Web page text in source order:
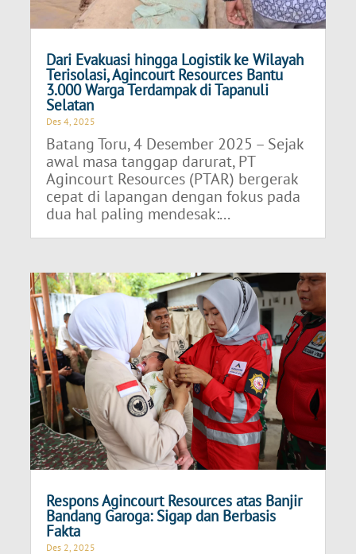
Dari Evakuasi hingga Logistik ke Wilayah
Terisolasi, Agincourt Resources Bantu
3.000 Warga Terdampak di Tapanuli
Selatan
Des 4, 2025
Batang Toru, 4 Desember 2025 – Sejak
awal masa tanggap darurat, PT
Agincourt Resources (PTAR) bergerak
cepat di lapangan dengan fokus pada
dua hal paling mendesak:...
Respons Agincourt Resources atas Banjir
Bandang Garoga: Sigap dan Berbasis
Fakta
Des 2, 2025